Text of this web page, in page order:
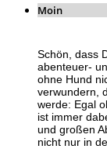
Moin
Schön, dass
abenteuer-
ohne Hund
verwundern,
werde: Egal
ist immer
und großen
nicht nur in